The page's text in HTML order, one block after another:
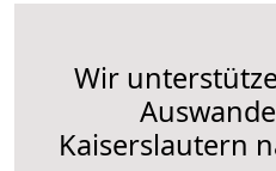
Wir
Kaiserslautern